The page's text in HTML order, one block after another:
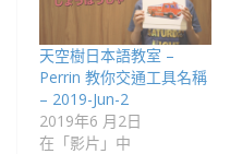
天空樹日本語教室 –
Perrin 教你交通工具名稱
– 2019-Jun-2
2019年6 月2日
在「影片」中